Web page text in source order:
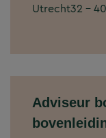
Utrecht32 -
Adviseur